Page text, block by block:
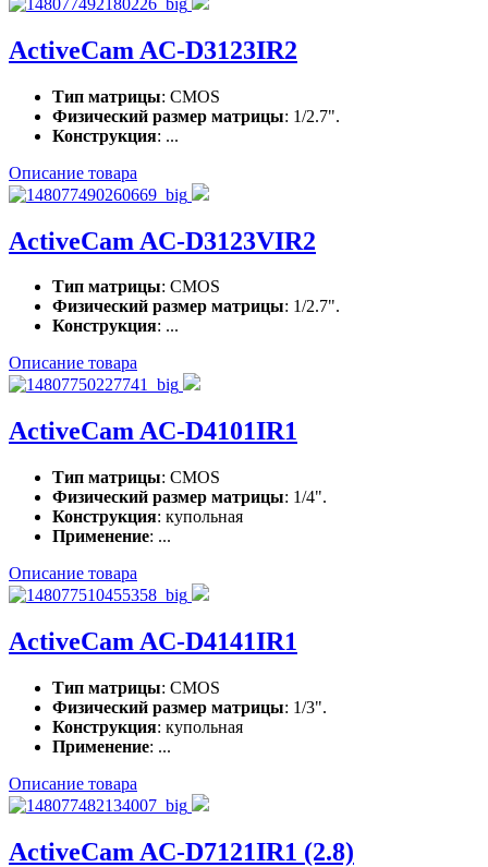
ActiveCam AC-D3123IR2
Тип матрицы: CMOS
Физический размер матрицы: 1/2.7".
Конструкция: ...
Описание товара
ActiveCam AC-D3123VIR2
Тип матрицы: CMOS
Физический размер матрицы: 1/2.7".
Конструкция: ...
Описание товара
ActiveCam AC-D4101IR1
Тип матрицы: CMOS
Физический размер матрицы: 1/4".
Конструкция: купольная
Применение: ...
Описание товара
ActiveCam AC-D4141IR1
Тип матрицы: CMOS
Физический размер матрицы: 1/3".
Конструкция: купольная
Применение: ...
Описание товара
ActiveCam AC-D7121IR1 (2.8)